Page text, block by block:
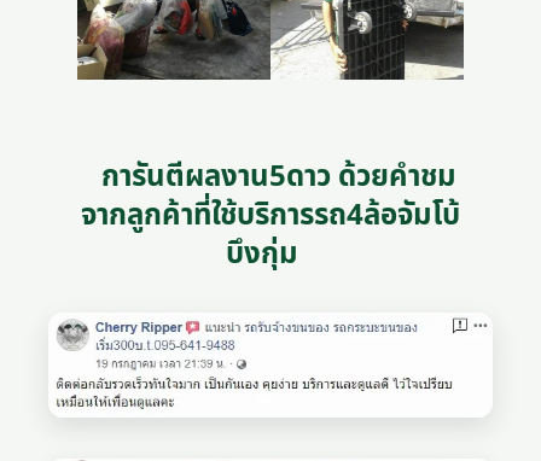
การันตีผลงาน5ดาว ด้วยคำชม
จากลูกค้าที่ใช้บริการรถ4ล้อจัมโบ้
บึงกุ่ม